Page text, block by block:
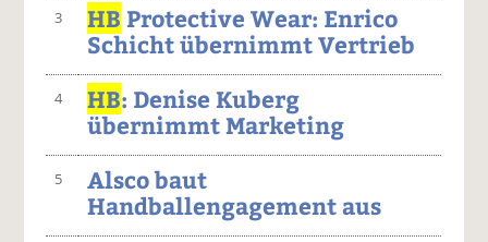
3 HB Protective Wear: Enrico
Schicht übernimmt Vertrieb
4 HB: Denise Kuberg
übernimmt Marketing
5
Alsco baut
Handballengagement aus